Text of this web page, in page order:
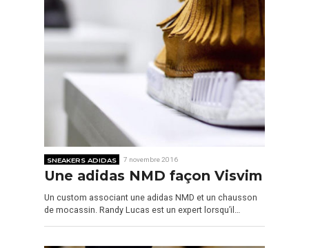
SNEAKERS ADIDAS 7 novembre 2016
Une adidas NMD façon Visvim
Un custom associant une adidas NMD et un chausson
de mocassin. Randy Lucas est un expert lorsqu’il…